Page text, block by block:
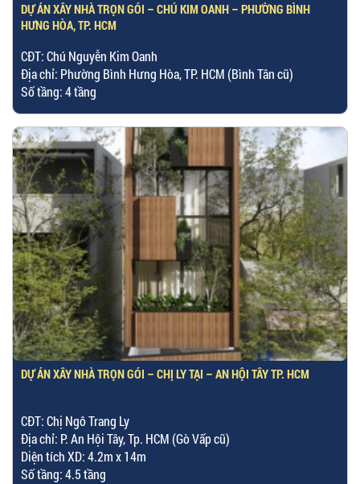
DỰ ÁN XÂY NHÀ TRỌN GÓI – CHÚ KIM OANH – PHƯỜNG BÌNH
HƯNG HÒA, TP. HCM
CĐT: Chú Nguyễn Kim Oanh
Địa chỉ: Phường Bình Hưng Hòa, TP. HCM (Bình Tân cũ)
Số tầng: 4 tầng
DỰ ÁN XÂY NHÀ TRỌN GÓI – CHỊ LY TẠI – AN HỘI TÂY TP. HCM
CĐT: Chị Ngô Trang Ly
Địa chỉ: P. An Hội Tây, Tp. HCM (Gò Vấp cũ)
Diện tích XD: 4.2m x 14m
Số tầng: 4.5 tầng